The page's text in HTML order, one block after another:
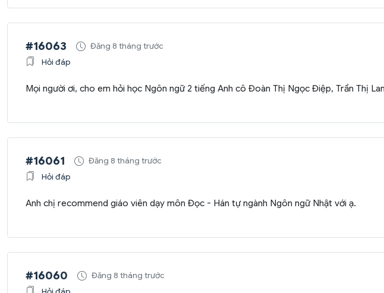
#16063
Đăng 8 tháng trước
Hỏi đáp
Mọi người ơi, cho em hỏi học Ngôn ngữ 2 tiếng Anh cô Đoàn Thị Ngọc Điệp, Trần Thị
#16061
Đăng 8 tháng trước
Hỏi đáp
Anh chị recommend giáo viên dạy môn Đọc - Hán tự ngành Ngôn ngữ Nhật với ạ.
#16060
Đăng 8 tháng trước